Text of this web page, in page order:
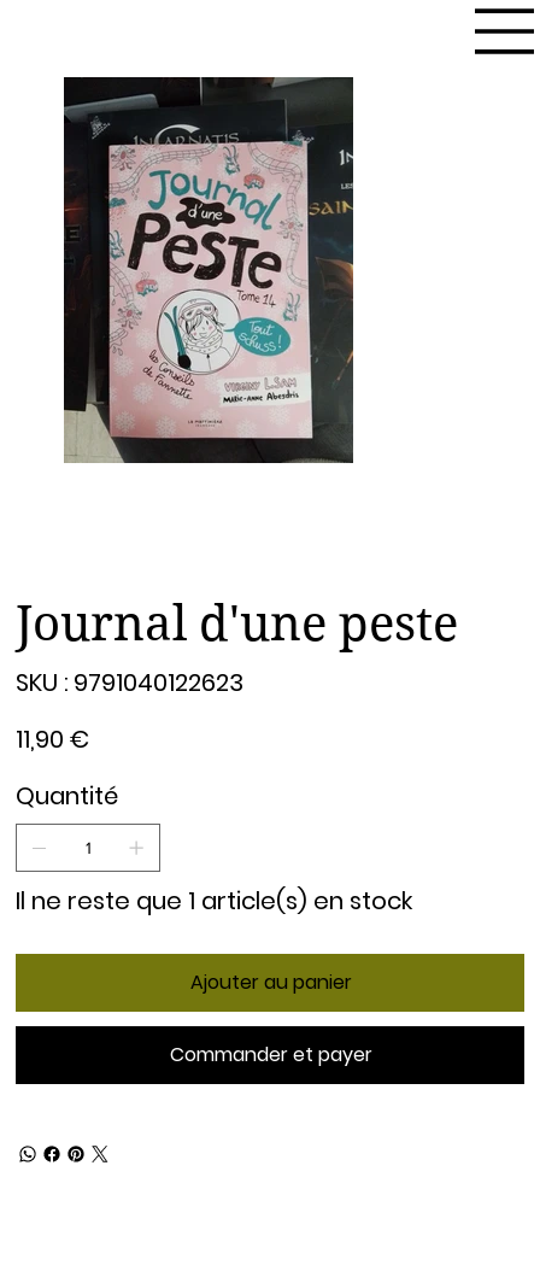
Journal d'une peste
SKU : 9791040122623
9791040122623
11,90 €
Quantité
Il ne reste que 1 article(s) en stock
Ajouter au panier
Commander et payer